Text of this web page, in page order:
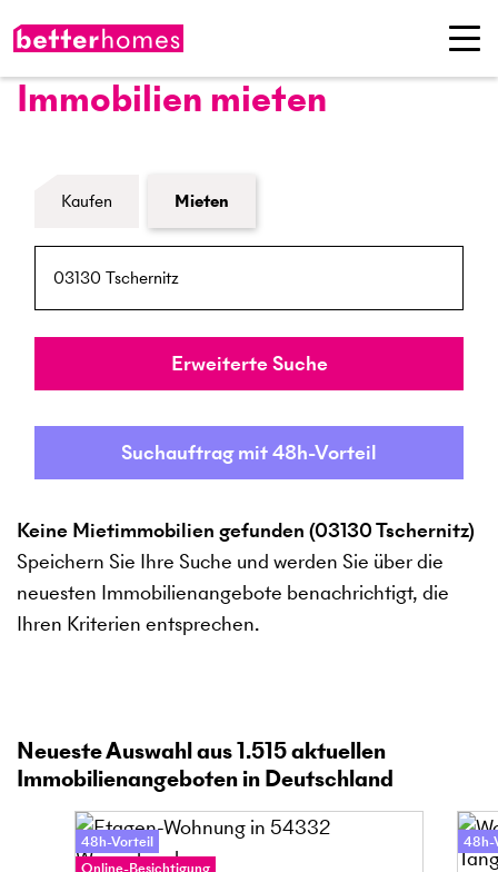
Immobilien mieten
Formular Immobiliensuche
Kaufen Mieten
Umkreis
Erweiterte Suche
Suchauftrag mit 48h-Vorteil
Keine Mietimmobilien gefunden (03130 Tschernitz)
Speichern Sie Ihre Suche und werden Sie über die
neuesten Immobilienangebote benachrichtigt, die
Ihren Kriterien entsprechen.
Neueste Auswahl aus1.515aktuellen
Immobilienangeboten in Deutschland
48h-Vorteil
Online-Besichtigung
48h-